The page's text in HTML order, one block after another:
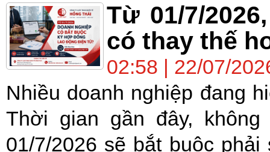
Từ 01/7/
có thay thế
02:58 | 22/07/
Nhiều doanh nghiệp đang
Thời gian gần đây,
01/7/2026 sẽ bắt buộc